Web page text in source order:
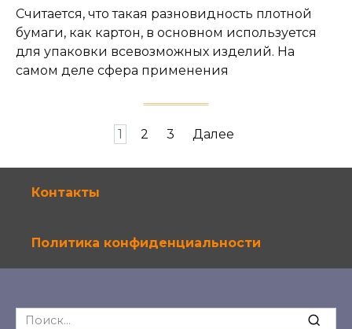
Считается, что такая разновидность плотной
бумаги, как картон, в основном используется
для упаковки всевозможных изделий. На
самом деле сфера применения
записям
1 2 3 Далее
Контакты
Политика конфиденциальности
Search